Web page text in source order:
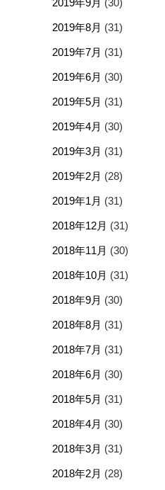
2019年8月 (31)
2019年7月 (31)
2019年6月 (30)
2019年5月 (31)
2019年4月 (30)
2019年3月 (31)
2019年2月 (28)
2019年1月 (31)
2018年12月 (31)
2018年11月 (30)
2018年10月 (31)
2018年9月 (30)
2018年8月 (31)
2018年7月 (31)
2018年6月 (30)
2018年5月 (31)
2018年4月 (30)
2018年3月 (31)
2018年2月 (28)